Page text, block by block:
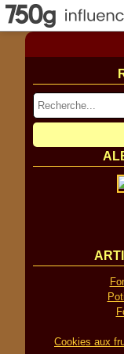
Cookies aux